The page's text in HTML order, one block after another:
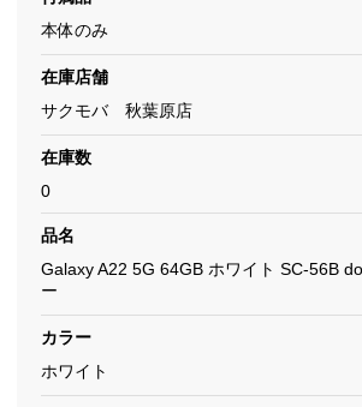
本体のみ
在庫店舗
サクモバ 秋葉原店
在庫数
0
品名
Galaxy A22 5G 64GB ホワイト SC-56B
ー
カラー
ホワイト